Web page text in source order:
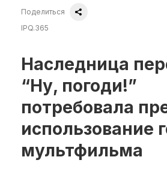
События
IPQ.365
IP Stories
Квиз
О нас
Календарь
Поделиться
IPQ.365
Наследница
“Ну, погоди!”
потребовала
использование
мультфильма ​​